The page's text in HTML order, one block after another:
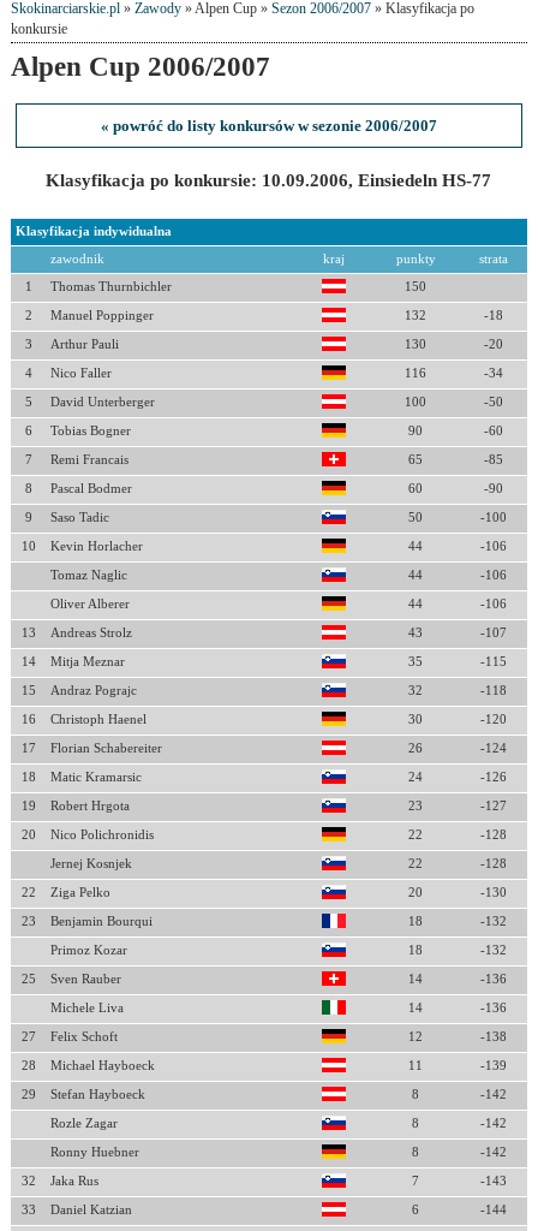
Skokinarciarskie.pl» Zawody» Alpen Cup » Sezon 2006/2007» Klasyfikacja po
konkursie
Alpen Cup 2006/2007
« powróć do listy konkursów w sezonie 2006/2007
Klasyfikacja po konkursie: 10.09.2006, Einsiedeln HS-77
Klasyfikacja indywidualna
zawodnik kraj punkty strata
1 Thomas Thurnbichler 150
2 Manuel Poppinger 132 -18
3 Arthur Pauli 130 -20
4 Nico Faller 116 -34
5 David Unterberger 100 -50
6 Tobias Bogner 90 -60
7 Remi Francais 65 -85
8 Pascal Bodmer 60 -90
9 Saso Tadic 50 -100
10 Kevin Horlacher 44 -106
Tomaz Naglic 44 -106
Oliver Alberer 44 -106
13 Andreas Strolz 43 -107
14 Mitja Meznar 35 -115
15 Andraz Pograjc 32 -118
16 Christoph Haenel 30 -120
17 Florian Schabereiter 26 -124
18 Matic Kramarsic 24 -126
19 Robert Hrgota 23 -127
20 Nico Polichronidis 22 -128
Jernej Kosnjek 22 -128
22 Ziga Pelko 20 -130
23 Benjamin Bourqui 18 -132
Primoz Kozar 18 -132
25 Sven Rauber 14 -136
Michele Liva 14 -136
27 Felix Schoft 12 -138
28 Michael Hayboeck 11 -139
29 Stefan Hayboeck 8 -142
Rozle Zagar 8 -142
Ronny Huebner 8 -142
32 Jaka Rus 7 -143
33 Daniel Katzian 6 -144